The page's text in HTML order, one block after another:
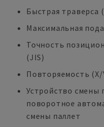
Быстрая траверса
Максимальная
Точность
(JIS)
Повторяемость (X/
Устройство смены
поворотное
смены паллет